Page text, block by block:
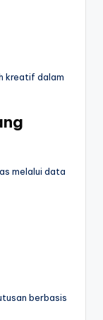
kreatif dalam
melalui data
berbasis